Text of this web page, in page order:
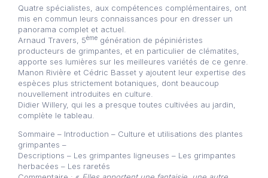
Quatre spécialistes, aux compétences complémentaires, ont
mis en commun leurs connaissances pour en dresser un
panorama complet et actuel.
Arnaud Travers, 5ème génération de pépiniéristes
producteurs de grimpantes, et en particulier de clématites,
apporte ses lumières sur les meilleures variétés de ce genre.
Manon Rivière et Cédric Basset y ajoutent leur expertise des
espèces plus strictement botaniques, dont beaucoup
nouvellement introduites en culture.
Didier Willery, qui les a presque toutes cultivées au jardin,
complète le tableau.
Sommaire – Introduction – Culture et utilisations des plantes
grimpantes –
Descriptions – Les grimpantes ligneuses – Les grimpantes
herbacées – Les raretés